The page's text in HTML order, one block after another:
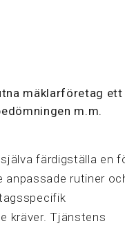
mäklarföretag ett
m.m.
färdigställa en
rutiner
kräver. Tjänstens